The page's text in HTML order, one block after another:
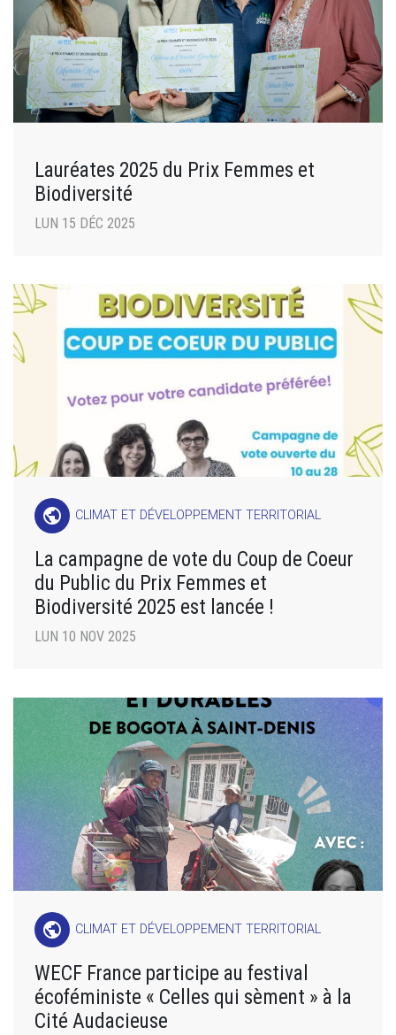
Lauréates 2025 du Prix Femmes et
Biodiversité
LUN 15 DÉC 2025
public CLIMAT ET DÉVELOPPEMENT TERRITORIAL
La campagne de vote du Coup de Coeur
du Public du Prix Femmes et
Biodiversité 2025 est lancée !
LUN 10 NOV 2025
public CLIMAT ET DÉVELOPPEMENT TERRITORIAL
WECF France participe au festival
écoféministe « Celles qui sèment » à la
Cité Audacieuse